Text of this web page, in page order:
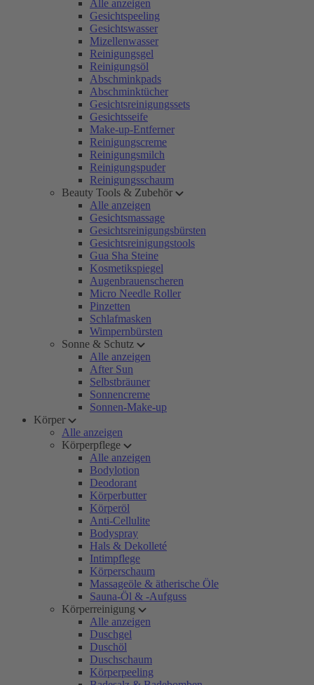
Alle anzeigen
Gesichtspeeling
Gesichtswasser
Mizellenwasser
Reinigungsgel
Reinigungsöl
Abschminkpads
Abschminktücher
Gesichtsreinigungssets
Gesichtsseife
Make-up-Entferner
Reinigungscreme
Reinigungsmilch
Reinigungspuder
Reinigungsschaum
Beauty Tools & Zubehör
Alle anzeigen
Gesichtsmassage
Gesichtsreinigungsbürsten
Gesichtsreinigungstools
Gua Sha Steine
Kosmetikspiegel
Augenbrauenscheren
Micro Needle Roller
Pinzetten
Schlafmasken
Wimpernbürsten
Sonne & Schutz
Alle anzeigen
After Sun
Selbstbräuner
Sonnencreme
Sonnen-Make-up
Körper
Alle anzeigen
Körperpflege
Alle anzeigen
Bodylotion
Deodorant
Körperbutter
Körperöl
Anti-Cellulite
Bodyspray
Hals & Dekolleté
Intimpflege
Körperschaum
Massageöle & ätherische Öle
Sauna-Öl & -Aufguss
Körperreinigung
Alle anzeigen
Duschgel
Duschöl
Duschschaum
Körperpeeling